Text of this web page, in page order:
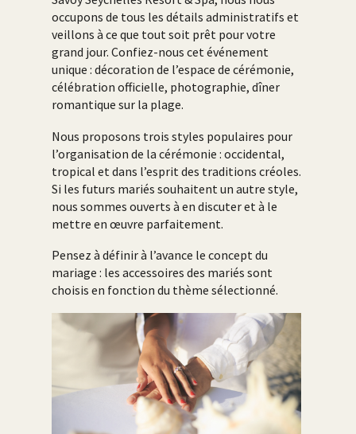
occupons de tous les détails administratifs et
veillons à ce que tout soit prêt pour votre
grand jour. Confiez-nous cet événement
unique : décoration de l’espace de cérémonie,
célébration officielle, photographie, dîner
romantique sur la plage.
Nous proposons trois styles populaires pour
l’organisation de la cérémonie : occidental,
tropical et dans l’esprit des traditions créoles.
Si les futurs mariés souhaitent un autre style,
nous sommes ouverts à en discuter et à le
mettre en œuvre parfaitement.
Pensez à définir à l’avance le concept du
mariage : les accessoires des mariés sont
choisis en fonction du thème sélectionné.